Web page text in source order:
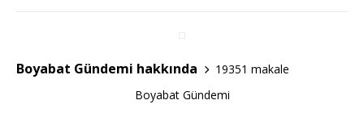
o
k
Boyabat Gündemi hakkında
19351 makale
Boyabat Gündemi